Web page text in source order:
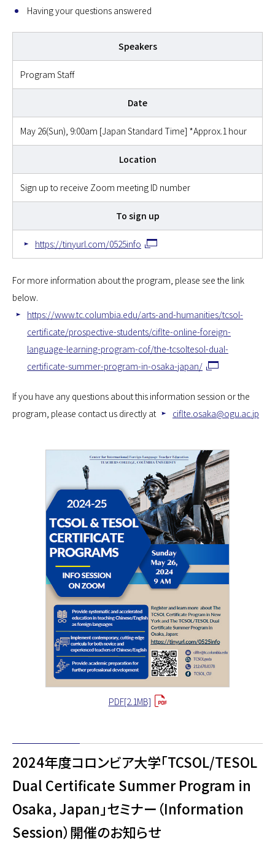
Having your questions answered
Speakers
Program Staff
Date
May 26(Sun), 9:00am [Japan Standard Time] *Approx.1 hour
Location
Sign up to receive Zoom meeting ID number
To sign up
https://tinyurl.com/0525info
For more information about the program, please see the link
below.
https://www.tc.columbia.edu/arts-and-humanities/tcsol-
certificate/prospective-students/ciflte-online-foreign-
language-learning-program-cof/the-tcsoltesol-dual-
certificate-summer-program-in-osaka-japan/
If you have any questions about this information session or the
program, please contact us directly at
ciflte.osaka@ogu.ac.jp
PDF[2.1MB]
2024年度コロンビア大学「TCSOL/TESOL
Dual Certificate Summer Program in
Osaka, Japan」セミナー（Information
Session）開催のお知らせ